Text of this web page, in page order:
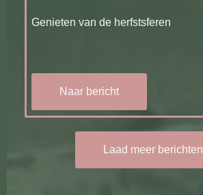
Genieten van de herfstsferen
Naar bericht
Laad meer berichten